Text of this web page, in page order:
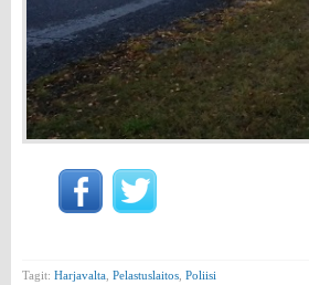
Tagit: Harjavalta Pelastuslaitos Poliisi